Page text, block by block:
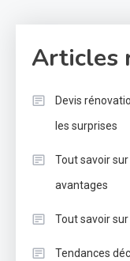
Articles
Devis
les surprises
Tout savoir
avantages
Tout savoir
Tendances